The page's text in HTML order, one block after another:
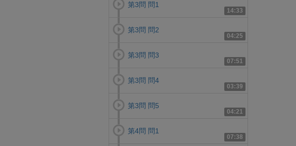
14:33
第3問 問1
04:25
第3問 問2
07:51
第3問 問3
03:39
第3問 問4
04:21
第3問 問5
07:38
第4問 問1